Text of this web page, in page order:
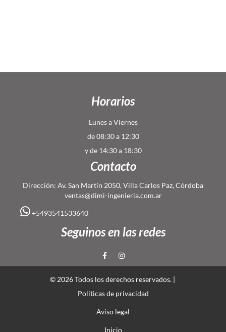
Horarios
Lunes a Viernes
de 08:30 a 12:30
y de 14:30 a 18:30
Contacto
Dirección: Av. San Martín 2050, Villa Carlos Paz, Córdoba
ventas@dimi-ingenieria.com.ar
+5493541533640
Seguinos en las redes
© 2026 Todos los derechos reservados. |
Politicas de privacidad
Aviso legal
Inicio